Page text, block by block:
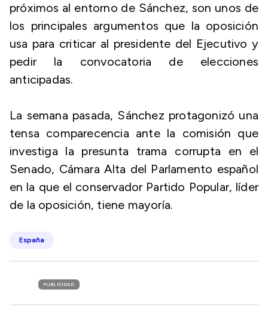
próximos al entorno de Sánchez, son unos de
los principales argumentos que la oposición
usa para criticar al presidente del Ejecutivo y
pedir la convocatoria de elecciones
anticipadas.
La semana pasada, Sánchez protagonizó una
tensa comparecencia ante la comisión que
investiga la presunta trama corrupta en el
Senado, Cámara Alta del Parlamento español
en la que el conservador Partido Popular, líder
de la oposición, tiene mayoría.
España
PUBLICIDAD